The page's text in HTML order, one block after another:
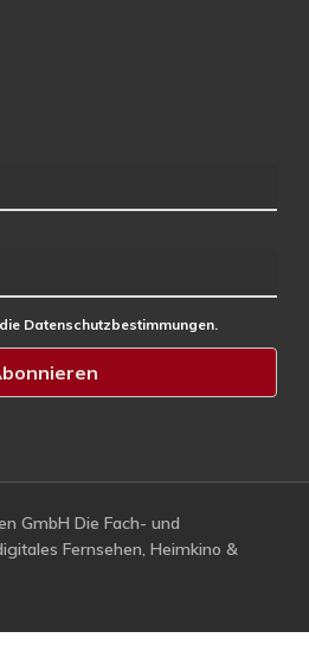
Datenschutzbestimmungen.
GmbH Die Fach- und
Fernsehen, Heimkino &